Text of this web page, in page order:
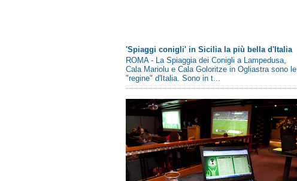
'Spiaggi conigli' in Sicilia la più bella d'Italia
ROMA - La Spiaggia dei Conigli a Lampedusa,
Cala Mariolu e Cala Goloritze in Ogliastra sono le
"regine" d'Italia. Sono in t...